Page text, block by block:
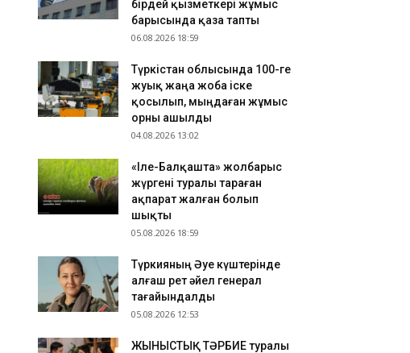
Түркістанда жылына 200 мың турист қабылдауға
қауқарлы аквапарк салынып жатыр
Қосшы бағытындағы LRT құрылысы жаңа кезеңге
өтті
06.08.2026 17:54
Партиялар мен азаматтық қоғамның өзара іс-
клубының сарапшылары
бірдей қызметкері жұмыс
барысында қаза тапты
06.08.2026 18:59
Түркістан облысында 100-ге
жуық жаңа жоба іске
қосылып, мыңдаған жұмыс
орны ашылды
04.08.2026 13:02
«Іле-Балқашта» жолбарыс
жүргені туралы тараған
ақпарат жалған болып
шықты
05.08.2026 18:59
Түркияның Әуе күштерінде
алғаш рет әйел генерал
тағайындалды
05.08.2026 12:53
ЖЫНЫСТЫҚ ТӘРБИЕ туралы